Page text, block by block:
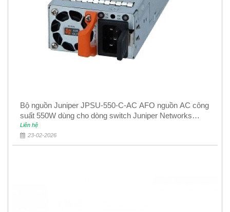
Bộ nguồn Juniper JPSU-550-C-AC AFO nguồn AC công
suất 550W dùng cho dòng switch Juniper Networks
EX4400
Liên hệ
23-02-2026